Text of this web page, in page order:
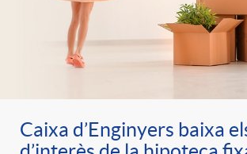
Caixa d’Enginyers baixa